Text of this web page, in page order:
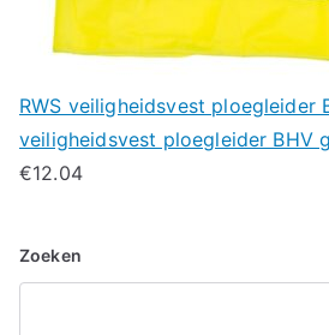
RWS veiligheidsvest ploegleider
veiligheidsvest ploegleider BHV
€12.04
Zoeken